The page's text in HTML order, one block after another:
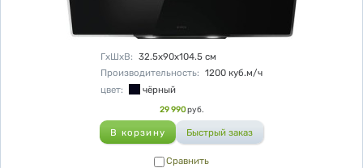
Характеристики
ГхШхВ: 32.5х90х104.5 см
Производительность: 1200 куб.м/ч
цвет: чёрный
29 990 руб.
Сравнить